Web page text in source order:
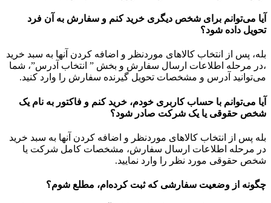
آیا می‌توانم برای شخص دیگری خرید کنم و سفارش به آن فرد
تحویل داده شود؟
بله، پس از انتخاب کالاهای موردنظر و اضافه کردن آنها به سبد خرید
،در مرحله اطلاعات ارسال سفارش و بخش ” انتخاب آدرس”، شما
می‌توانید آدرس و مشخصات تحویل گیرنده سفارش را وارد کنید.
آیا می‌توانم با حساب کاربری خودم، خرید کنم و فاکتور به نام یک
شخص حقوقی یا یک شرکت صادر شود؟
بله پس از انتخاب کالاهای موردنظر و اضافه کردن آنها به سبد خرید
در مرحله اطلاعات ارسال سفارش، مشخصات کامل شرکت یا
شخص حقوقی مورد نظر را وارد نمایید.
چگونه از وضعیت سفارشی که ثبت کرده‏‌ام، مطلع شوم؟